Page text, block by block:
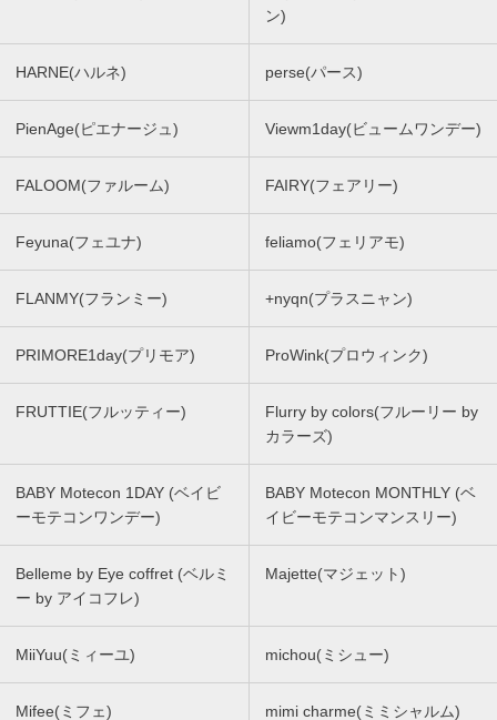
ン)
HARNE(ハルネ) perse(パース)
PienAge(ピエナージュ) Viewm1day(ビュームワンデー)
FALOOM(ファルーム) FAIRY(フェアリー)
Feyuna(フェユナ) feliamo(フェリアモ)
FLANMY(フランミー) +nyqn(プラスニャン)
PRIMORE1day(プリモア) ProWink(プロウィンク)
FRUTTIE(フルッティー)
Flurry by colors(フルーリー by
カラーズ)
BABY Motecon 1DAY (ベイビ
ーモテコンワンデー)
BABY Motecon MONTHLY (ベ
イビーモテコンマンスリー)
Belleme by Eye coffret (ベルミ
ー by アイコフレ)
Majette(マジェット)
MiiYuu(ミィーユ) michou(ミシュー)
Mifee(ミフェ) mimi charme(ミミシャルム)